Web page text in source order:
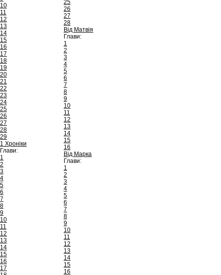
10
11
12
13
14
15
16
17
18
19
20
21
22
23
24
25
26
27
28
29
1 Хроніки
Глави:
1
2
3
4
5
6
7
8
9
10
11
12
13
14
15
16
17
25
26
27
28
Від Матвія
Глави:
1
2
3
4
5
6
7
8
9
10
11
12
13
14
15
16
Від Марка
Глави:
1
2
3
4
5
6
7
8
9
10
11
12
13
14
15
16